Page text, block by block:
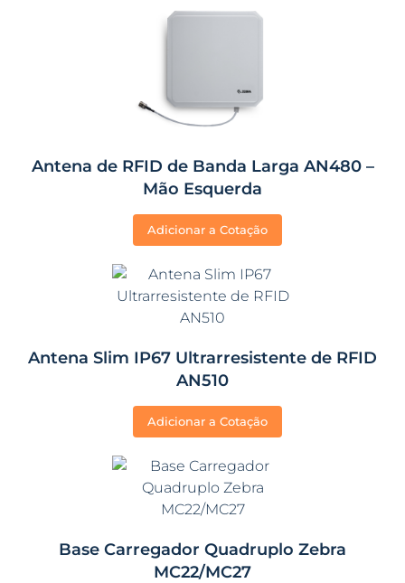
Antena de RFID de Banda Larga AN480 –
Mão Esquerda
Adicionar a Cotação
Antena Slim IP67 Ultrarresistente de RFID
AN510
Adicionar a Cotação
Base Carregador Quadruplo Zebra
MC22/MC27